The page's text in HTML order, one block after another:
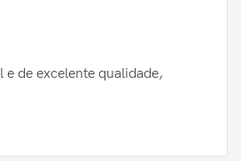
de excelente qualidade,